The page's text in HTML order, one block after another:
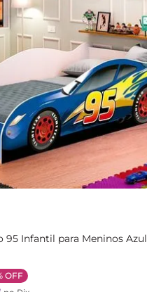
95 Infantil para Meninos Azul
OFF